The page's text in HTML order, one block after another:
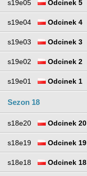
s19e05 Odcinek 5
s19e04 Odcinek 4
s19e03 Odcinek 3
s19e02 Odcinek 2
s19e01 Odcinek 1
Sezon 18
s18e20 Odcinek 20
s18e19 Odcinek 19
s18e18 Odcinek 18